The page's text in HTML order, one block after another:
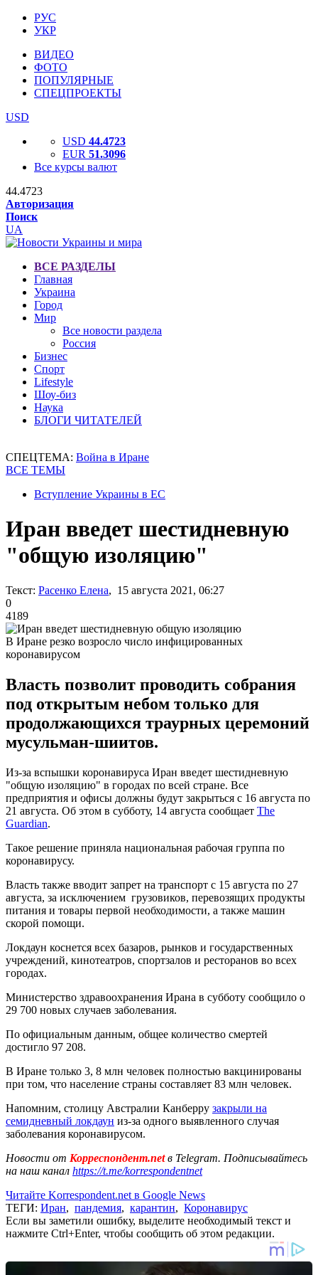
РУС
УКР
ВИДЕО
ФОТО
ПОПУЛЯРНЫЕ
СПЕЦПРОЕКТЫ
USD
USD 44.4723
EUR 51.3096
Все курсы валют
44.4723
Авторизация
Поиск
UA
ВСЕ РАЗДЕЛЫ
Главная
Украина
Город
Мир
Все новости раздела
Россия
Бизнес
Спорт
Lifestyle
Шоу-биз
Наука
БЛОГИ ЧИТАТЕЛЕЙ
СПЕЦТЕМА: Война в Иране
ВСЕ ТЕМЫ
Вступление Украины в ЕС
Иран введет шестидневную
"общую изоляцию"
Текст: Расенко Елена, 15 августа 2021, 06:27
0
4189
В Иране резко возросло число инфицированных
коронавирусом
Власть позволит проводить собрания
под открытым небом только для
продолжающихся траурных церемоний
мусульман-шиитов.
Из-за вспышки коронавируса Иран введет шестидневную
"общую изоляцию" в городах по всей стране. Все
предприятия и офисы должны будут закрыться с 16 августа по
21 августа. Об этом в субботу, 14 августа сообщает The
Guardian.
Такое решение приняла национальная рабочая группа по
коронавирусу.
Власть также вводит запрет на транспорт с 15 августа по 27
августа, за исключением грузовиков, перевозящих продукты
питания и товары первой необходимости, а также машин
скорой помощи.
Локдаун коснется всех базаров, рынков и государственных
учреждений, кинотеатров, спортзалов и ресторанов во всех
городах.
Министерство здравоохранения Ирана в субботу сообщило о
29 700 новых случаев заболевания.
По официальным данным, общее количество смертей
достигло 97 208.
В Иране только 3, 8 млн человек полностью вакцинированы
при том, что население страны составляет 83 млн человек.
Напомним, столицу Австралии Канберру закрыли на
семидневный локдаун из-за одного выявленного случая
заболевания коронавирусом.
Новости от Корреспондент.netв Telegram. Подписывайтесь
на наш канал https://t.me/korrespondentnet
Читайте Korrespondent.net в Google News
ТЕГИ: Иран, пандемия, карантин, Коронавирус
Если вы заметили ошибку, выделите необходимый текст и
нажмите Ctrl+Enter, чтобы сообщить об этом редакции.